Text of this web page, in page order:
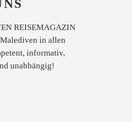
REISEMAGAZIN
in allen
informativ,
unabhängig!